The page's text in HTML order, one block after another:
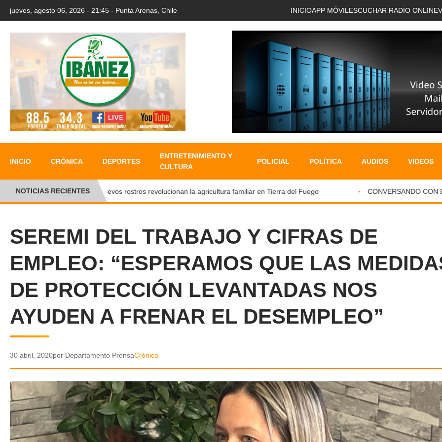
jueves, agosto 06, 2026 - 21:45 - Punta Arenas, Chile INICIOAPP MÓVIL ESCUCHAR RADIO ONLINE
INICIO CRÓNICA DEPORTES
ENTRETENIMIENTO Y
CULTURA
POLICIAL POLÍTICA AUDIOS VIDEOS
NOTICIAS RECIENTESNuevos rostros revolucionan la agricultura familiar en Tierra del Fuego CONVERSANDO CON EL
SEREMI DEL TRABAJO Y CIFRAS DE
EMPLEO: “ESPERAMOS QUE LAS
DE PROTECCIÓN LEVANTADAS NOS
AYUDEN A FRENAR EL DESEMPLEO”
30 abril, 2020por Departamento PrensaCrónica